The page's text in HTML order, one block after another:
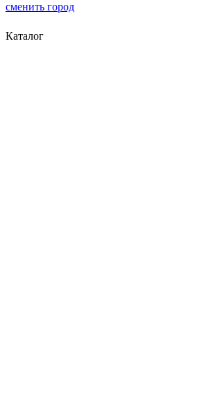
сменить город
Каталог